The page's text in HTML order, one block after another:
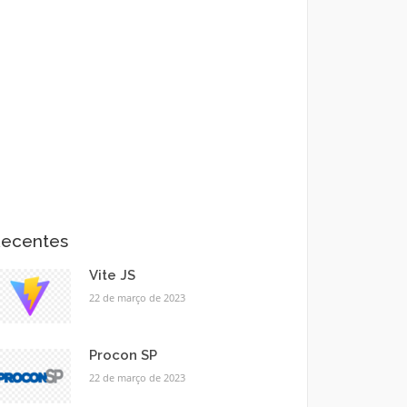
Vite JS
22 de março de 2023
Procon SP
22 de março de 2023